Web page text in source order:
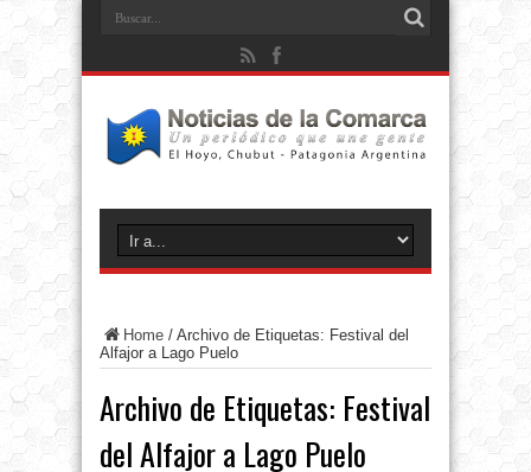
Home / Archivo de Etiquetas: Festival del
Alfajor a Lago Puelo
Archivo de Etiquetas: Festival
del Alfajor a Lago Puelo